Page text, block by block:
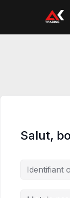
Salut,